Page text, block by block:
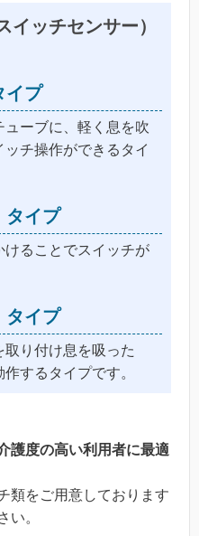
ッチセンサー）
イプ
ーブに、軽く息を吹
チ操作ができるタイ
タイプ
ることでスイッチが
タイプ
取り付け息を吸った
するタイプです。
護度の高い利用者に最適
類をご用意しております
い。